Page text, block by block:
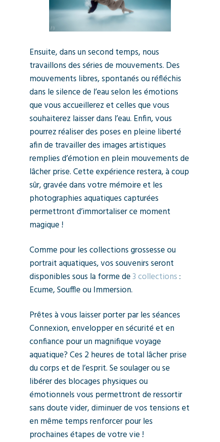
Ensuite, dans un second temps, nous
travaillons des séries de mouvements. Des
mouvements libres, spontanés ou réfléchis
dans le silence de l’eau selon les émotions
que vous accueillerez et celles que vous
souhaiterez laisser dans l’eau. Enfin, vous
pourrez réaliser des poses en pleine liberté
afin de travailler des images artistiques
remplies d’émotion en plein mouvements de
lâcher prise. Cette expérience restera, à coup
sûr, gravée dans votre mémoire et les
photographies aquatiques capturées
permettront d’immortaliser ce moment
magique !
Comme pour les collections grossesse ou
portrait aquatiques, vos souvenirs seront
disponibles sous la forme de3 collections:
Ecume, Souffle ou Immersion.
Prêtes à vous laisser porter par les séances
Connexion, envelopper en sécurité et en
confiance pour un magnifique voyage
aquatique? Ces 2 heures de total lâcher prise
du corps et de l’esprit. Se soulager ou se
libérer des blocages physiques ou
émotionnels vous permettront de ressortir
sans doute vider, diminuer de vos tensions et
en même temps renforcer pour les
prochaines étapes de votre vie !